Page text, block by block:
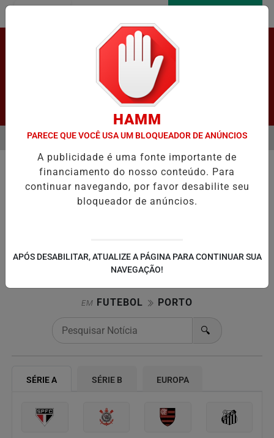
Pesquisar Notícia
E REGISTRA CRESCIMENTO NOS INDICADORES DE
EM ALTA
MENU
EM FUTEBOL PORTO
🔍
SÉRIE A SÉRIE B EUROPA
HAMM
PARECE QUE VOCÊ USA UM BLOQUEADOR DE ANÚNCIOS
A publicidade é uma fonte importante de
financiamento do nosso conteúdo. Para
continuar navegando, por favor desabilite seu
bloqueador de anúncios.
APÓS DESABILITAR, ATUALIZE A PÁGINA PARA CONTINUAR SUA
NAVEGAÇÃO!